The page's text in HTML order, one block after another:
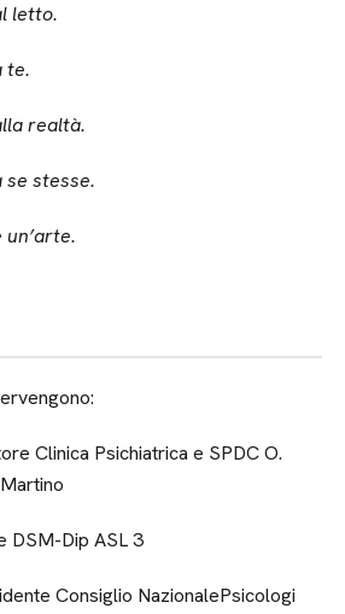
letto.
te.
realtà.
se stesse.
Clinica Psichiatrica e SPDC O.
DSM-Dip ASL 3
Consiglio NazionalePsicologi